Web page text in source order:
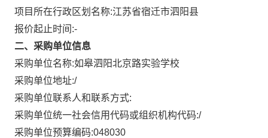
项目所在行政区划名称:江苏省宿迁市泗阳县
报价起止时间:-
二、采购单位信息
采购单位名称:如皋泗阳北京路实验学校
采购单位地址:/
采购单位联系人和联系方式:
采购单位统一社会信用代码或组织机构代码:/
采购单位预算编码:048030